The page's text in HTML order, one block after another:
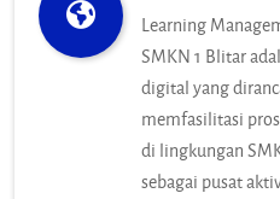
Learning
SMKN 1 Blitar
digital yang
memfasilitasi
di lingkungan
sebagai pusat